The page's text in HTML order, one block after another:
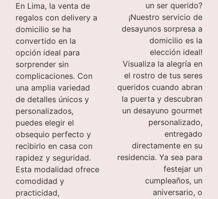
En Lima, la venta de
regalos con delivery a
domicilio se ha
convertido en la
opción ideal para
sorprender sin
complicaciones. Con
una amplia variedad
de detalles únicos y
personalizados,
puedes elegir el
obsequio perfecto y
recibirlo en casa con
rapidez y seguridad.
Esta modalidad ofrece
comodidad y
practicidad,
un ser querido?
¡Nuestro servicio de
desayunos sorpresa a
domicilio es la
elección ideal!
Visualiza la alegría en
el rostro de tus seres
queridos cuando abran
la puerta y descubran
un desayuno gourmet
personalizado,
entregado
directamente en su
residencia. Ya sea para
festejar un
cumpleaños, un
aniversario, o